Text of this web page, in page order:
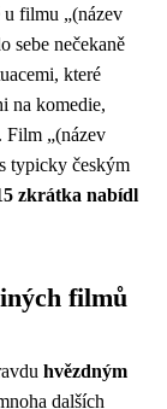
filmu „(název
sebe nečekaně
které
na komedie,
Film „(název
typicky českým
zkrátka nabídl
filmů
hvězdným
dalších